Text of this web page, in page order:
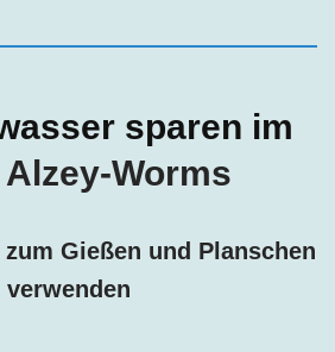
sparen im
Alzey-Worms
Gießen und Planschen
verwenden